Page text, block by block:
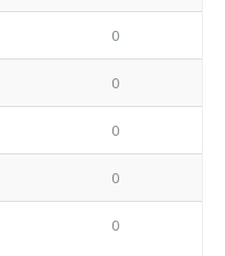
0
0
0
0
0